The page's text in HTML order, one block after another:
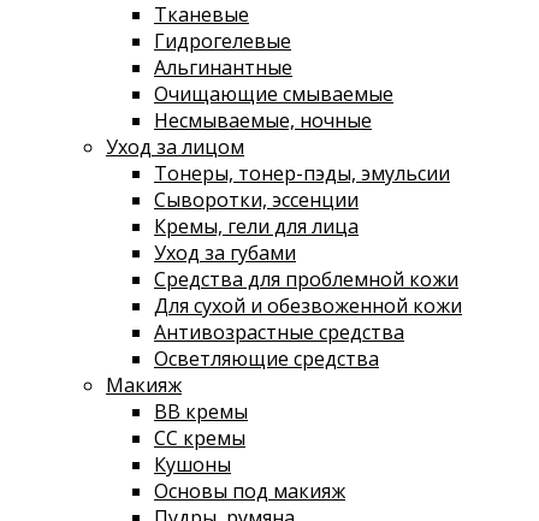
Тканевые
Гидрогелевые
Альгинантные
Очищающие смываемые
Несмываемые, ночные
Уход за лицом
Тонеры, тонер-пэды, эмульсии
Сыворотки, эссенции
Кремы, гели для лица
Уход за губами
Средства для проблемной кожи
Для сухой и обезвоженной кожи
Антивозрастные средства
Осветляющие средства
Макияж
ВВ кремы
СС кремы
Кушоны
Основы под макияж